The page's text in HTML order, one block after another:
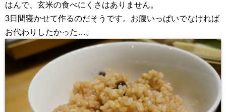
はんで、玄米の食べにくさはありません。
3日間寝かせて作るのだそうです。お腹いっぱいでなければ
お代わりしたかった…。